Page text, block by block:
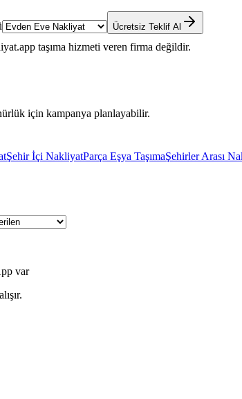
Ücretsiz Teklif Al
taşıma hizmeti veren firma değildir.
için kampanya planlayabilir.
Şehir İçi NakliyatParça Eşya TaşımaŞehirler Arası
var